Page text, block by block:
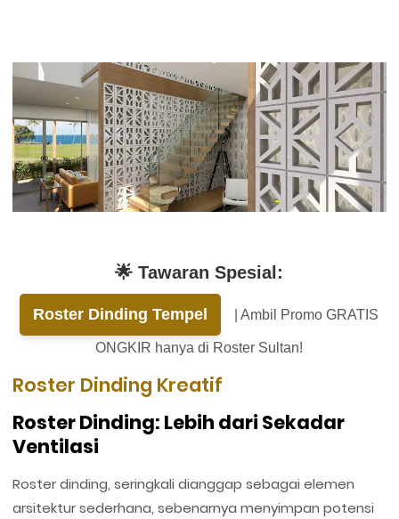
🌟 Tawaran Spesial:
Roster Dinding Tempel | Ambil Promo GRATIS
ONGKIR hanya di Roster Sultan!
Roster Dinding Kreatif
Roster Dinding: Lebih dari Sekadar
Ventilasi
Roster dinding, seringkali dianggap sebagai elemen
arsitektur sederhana, sebenarnya menyimpan potensi